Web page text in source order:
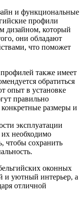
и функциональные
профили
дизайном, который
они обладают
что поможет
также имеет
обратиться
опыт в установке
правильно
размеры и
эксплуатации
необходимо
чтобы сохранить
оконных
и уютный интерьер, а
отличной